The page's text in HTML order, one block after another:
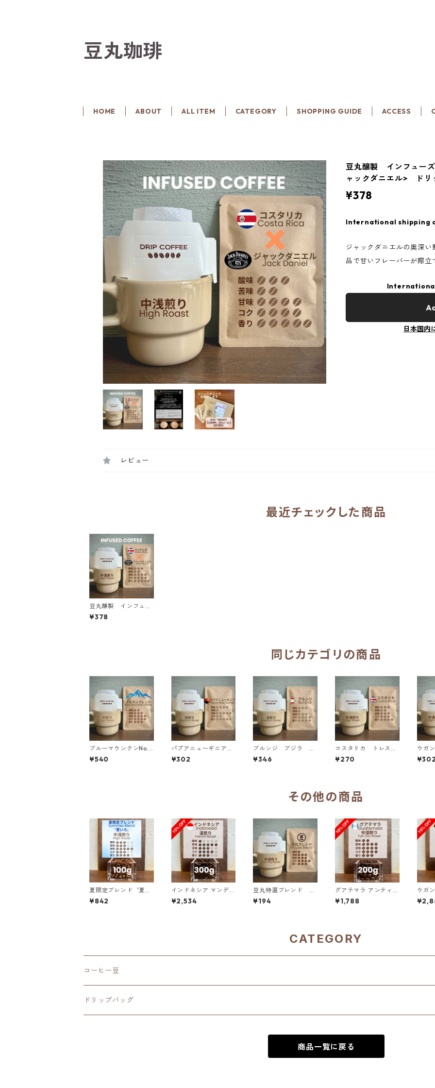
豆丸珈琲
HOME ABOUT ALL ITEM CATEGORY SHOPPING GUIDE ACCESS
豆丸醸製 インフュー
ャックダニエル> ドリ
¥378
International shipping
ジャックダニエルの奥深
品で甘いフレーバーが際立
日本国内
レビュー
最近チェックした商品
豆丸醸製 インフュー
ズドコーヒー <コス
タリカ×ジャックダニ
¥378
同じカテゴリの商品
ブルーマウンテンNo.1
ブレンド ドリップバ
ッグ
¥540
パプアニューギニア
コルブラン農園 アル
ーシャ100% エレガ
¥302
ブルンジ ブジラ ブ
ルボン ストーン フ
ルーツナチュラル ド
¥346
コスタリカ トレスリ
オス イエローハニ
ー ドリップバッグ
¥270
ウガ
ーン
イク
その他の商品
夏限定ブレンド〝夏い
ろ〟 100g
¥842
インドネシア マンデリ
ンG1 リントン ラトゥ
ダブルピック 300g
¥2,534
豆丸特選ブレンド ド
リップバッグ
¥194
グアテマラ アンティグ
ア ラス・ヌベス農園
レッドブルボン100％
¥1,788
ウガンダ ルウ
アフ
“ド
CATEGORY
コーヒー豆
深煎り（French Roast）
ドリップバッグ
商品一覧に戻る